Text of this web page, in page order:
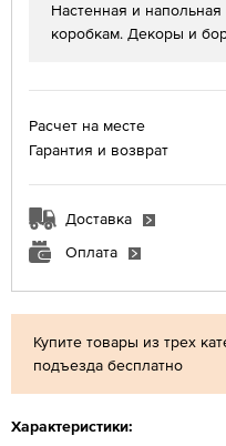
Купите товары из трех
подъезда бесплатно
Характеристики:
Настенная и напольная
коробкам. Декоры и
Расчет на месте
Гарантия и возврат
Доставка
Оплата